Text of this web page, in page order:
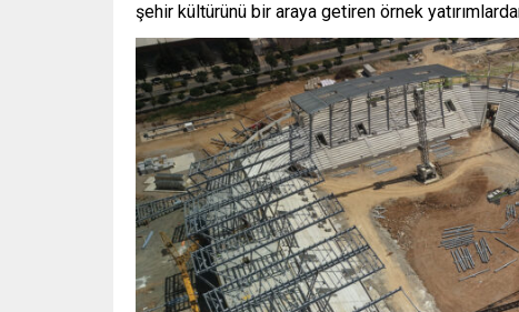
şehir kültürünü bir araya getiren örnek